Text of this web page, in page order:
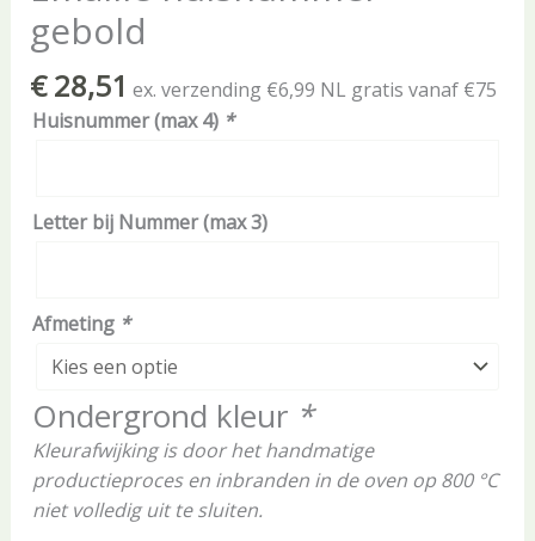
gebold
€28,51 ex. verzending €6,99 NL gratis vanaf €75
Huisnummer (max 4) *
Letter bij Nummer (max 3)
Afmeting *
Ondergrond kleur *
Kleurafwijking is door het handmatige
productieproces en inbranden in de oven op 800 °C
niet volledig uit te sluiten.